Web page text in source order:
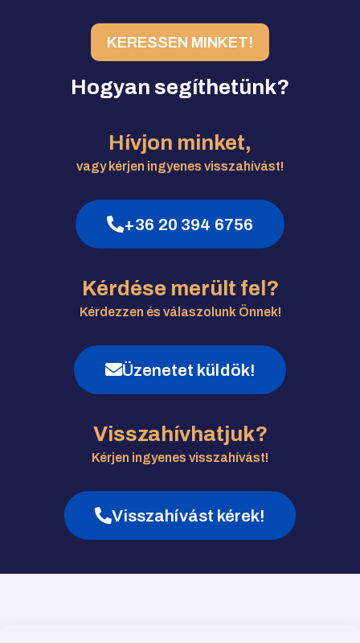
KERESSEN MINKET!
Hogyan segíthetünk?
Hívjon minket,
vagy kérjen ingyenes visszahívást!
+36 20 394 6756
Kérdése merült fel?
Kérdezzen és válaszolunk Önnek!
Üzenetet küldök!
Visszahívhatjuk?
Kérjen ingyenes visszahívást!
Visszahívást kérek!